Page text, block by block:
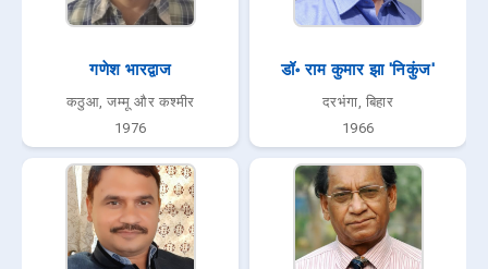
गणेश भारद्वाज
कठुआ, जम्मू और कश्मीर
1976
डॉ॰ राम कुमार झा 'निकुंज'
दरभंगा, बिहार
1966